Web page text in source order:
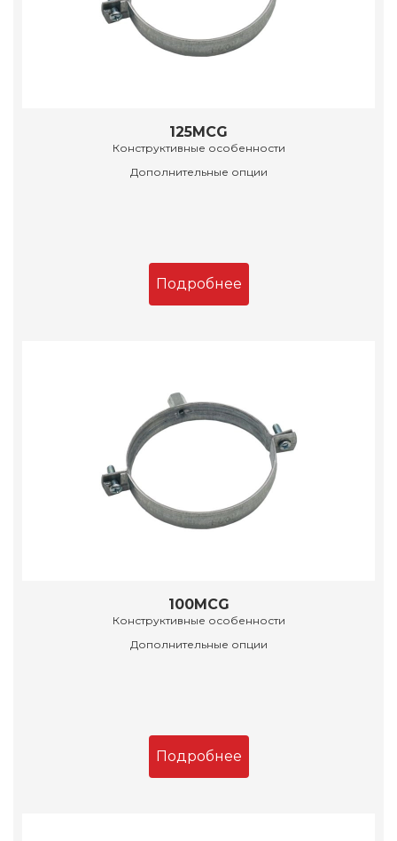
125MCG
Конструктивные особенности
Дополнительные опции
Подробнее
100MCG
Конструктивные особенности
Дополнительные опции
Подробнее